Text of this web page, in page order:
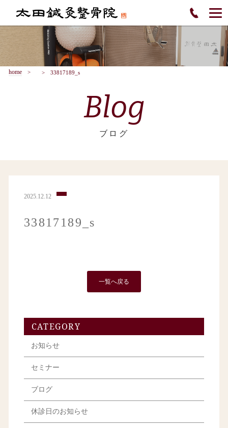
home 33817189_s
Blog
ブログ
2025.12.12
33817189_s
一覧へ戻る
CATEGORY
お知らせ
セミナー
ブログ
休診日のお知らせ